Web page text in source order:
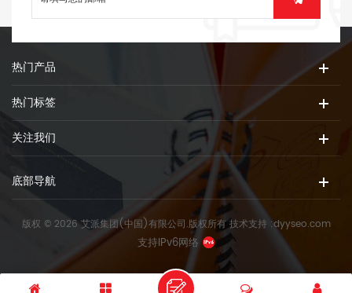
热门产品
热门标签
关注我们
底部导航
版权 © 2026 艾派集团(中国)有限公司.版权所有技术支持 :dyyseo.com
支持IPv6网络